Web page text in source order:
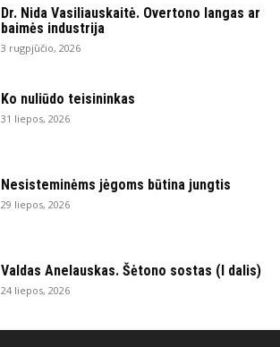
Dr. Nida Vasiliauskaitė. Overtono langas ar
baimės industrija
3 rugpjūčio, 2026
Ko nuliūdo teisininkas
31 liepos, 2026
Nesisteminėms jėgoms būtina jungtis
29 liepos, 2026
Valdas Anelauskas. Šėtono sostas (I dalis)
24 liepos, 2026